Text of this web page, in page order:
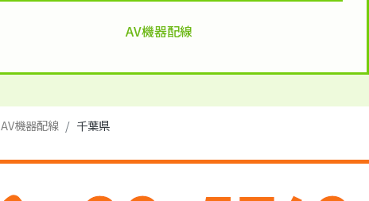
AV機器配線
AV機器配線 千葉県